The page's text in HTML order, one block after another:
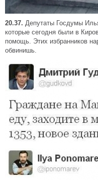
20.37. Депутаты Госдумы
которые сегодня были в
помощь. Этих избранников
обвинишь.